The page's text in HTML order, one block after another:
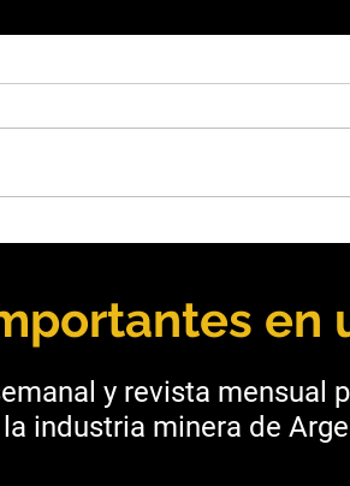
Olaroz
en
y revista mensual
industria minera de